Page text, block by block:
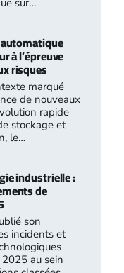
sur…
à l’épreuve
risques
marqué
de nouveaux
rapide
stockage et
le…
industrielle :
de
son
incidents et
au sein